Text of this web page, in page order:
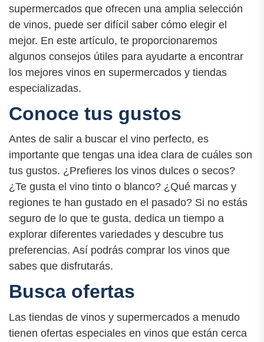
supermercados que ofrecen una amplia selección
de vinos, puede ser difícil saber cómo elegir el
mejor. En este artículo, te proporcionaremos
algunos consejos útiles para ayudarte a encontrar
los mejores vinos en supermercados y tiendas
especializadas.
Conoce tus gustos
Antes de salir a buscar el vino perfecto, es
importante que tengas una idea clara de cuáles son
tus gustos. ¿Prefieres los vinos dulces o secos?
¿Te gusta el vino tinto o blanco? ¿Qué marcas y
regiones te han gustado en el pasado? Si no estás
seguro de lo que te gusta, dedica un tiempo a
explorar diferentes variedades y descubre tus
preferencias. Así podrás comprar los vinos que
sabes que disfrutarás.
Busca ofertas
Las tiendas de vinos y supermercados a menudo
tienen ofertas especiales en vinos que están cerca